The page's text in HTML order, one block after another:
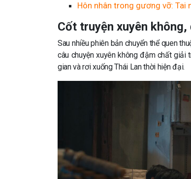
Hôn nhân trong gương vỡ: Tai
Cốt truyện xuyên
Sau nhiều phiên bản chuyển thể quen
câu chuyện xuyên không đậm chất giải
gian và rơi xuống Thái Lan thời hiện đại.